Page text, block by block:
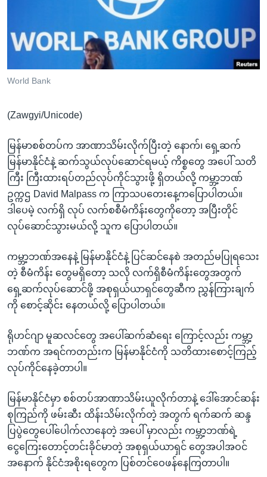
စာမျက်နှာ
ကြည့်
ရှာဖွေ
နေရာ
ကျော်
ရန်
သုတပဒေသာ အင်္ဂလိပ်စာ
ဗွီအိုအေ လူမှုကွန်ယက်များ
World Bank
(Zawgyi/Unicode)
မြန်မာစစ်တပ်က အာဏာသိမ်းလိုက်ပြီးတဲ့ နောက်၊ ရှေ့ဆက်
မြန်မာနိုင်ငံနဲ့ ဆက်သွယ်လုပ်ဆောင်ရမယ့် ကိစ္စတွေ အပေါ် သတိ
ကြီး ကြီးထားရပ်တည်လုပ်ကိုင်သွားဖို့ ရှိတယ်လို့ ကမ္ဘာ့ဘဏ်
ဥက္ကဌ David Malpass က ကြာသပတေးနေ့ကပြောပါတယ်။
ဒါပေမဲ့ လက်ရှိ လုပ် လက်စစီမံကိန်းတွေကိုတော့ အပြီးတိုင်
လုပ်ဆောင်သွားမယ်လို့ သူက ပြောပါတယ်။
ကမ္ဘာ့ဘဏ်အနေနဲ့ မြန်မာနိုင်ငံနဲ့ ပြင်ဆင်နေစဲ အတည်မပြုရသေး
တဲ့ စီမံကိန်း တွေမရှိတော့ သလို လက်ရှိစီမံကိန်းတွေအတွက်
ရှေ့ဆက်လုပ်ဆောင်ဖို့ အစုရှယ်ယာရှင်တွေဆီက ညွှန်ကြားချက်
ကို စောင့်ဆိုင်း နေတယ်လို့ ပြောပါတယ်။
ရိုဟင်ဂျာ မူဆလင်တွေ အပေါ်ဆက်ဆံရေး ကြောင့်လည်း ကမ္ဘာ့
ဘဏ်က အရင်ကတည်းက မြန်မာနိုင်ငံကို သတိထားစောင့်ကြည့်
လုပ်ကိုင်နေခဲ့တာပါ။
မြန်မာနိုင်ငံမှာ စစ်တပ်အာဏာသိမ်းယူလိုက်တာနဲ့ ဒေါ်အောင်ဆန်း
စုကြည်ကို ဖမ်းဆီး ထိန်းသိမ်းလိုက်တဲ့ အတွက် ရက်ဆက် ဆန္ဒ
ပြပွဲတွေပေါ်ပေါက်လာနေတဲ့ အပေါ် မှာလည်း ကမ္ဘာ့ဘဏ်ရဲ့
ငွေကြေးတောင့်တင်းခိုင်မာတဲ့ အစုရှယ်ယာရှင် တွေအပါအဝင်
အနောက် နိုင်ငံအစိုးရတွေက ပြစ်တင်ဝေဖန်နေကြတာပါ။